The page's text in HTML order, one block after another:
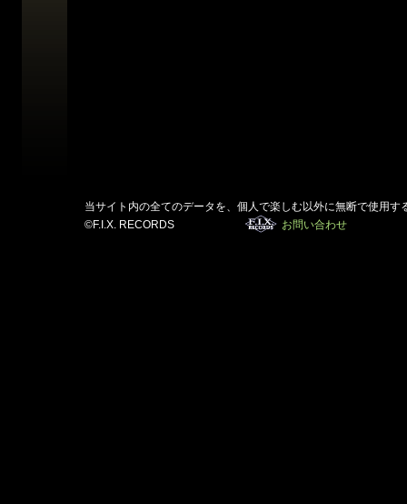
当サイト内の全てのデータを、個人で楽しむ以外に無断で使用す
©F.I.X. RECORDS
お問い合わせ